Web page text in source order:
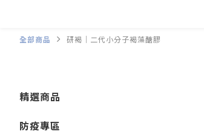
全部商品 研褐｜二代小分子褐藻醣膠
精選商品
防疫專區